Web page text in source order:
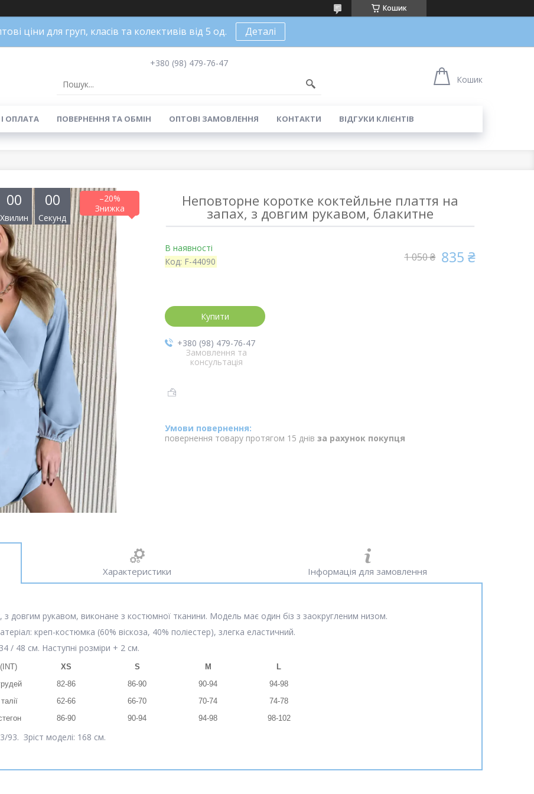
Кошик
ціни для груп, класів та колективів від 5 од. Деталі
+380 (98) 479-76-47
Кошик
ОПЛАТА ПОВЕРНЕННЯ ТА ОБМІН ОПТОВІ ЗАМОВЛЕННЯ КОНТАКТИ ВІДГУКИ КЛІЄНТІВ
–20%
00
Хвилин
00
Секунд
Неповторне коротке коктейльне плаття на
запах, з довгим рукавом, блакитне
В наявності
Код: F-44090 1 050 ₴ 835 ₴
Купити
+380 (98) 479-76-47
Замовлення та
консультація
повернення товару протягом 15 днів за рахунок покупця
Характеристики Інформація для замовлення
довгим рукавом, виконане з костюмної тканини. Модель має один біз з заокругленим низом.
креп-костюмка (60% віскоза, 40% поліестер), злегка еластичний.
/ 48 см. Наступні розміри + 2 см.
XS S M
L
82-86 86-90 90-94
94-98
62-66 66-70 70-74
74-78
86-90 90-94 94-98 98-102
93. Зріст моделі: 168 см.